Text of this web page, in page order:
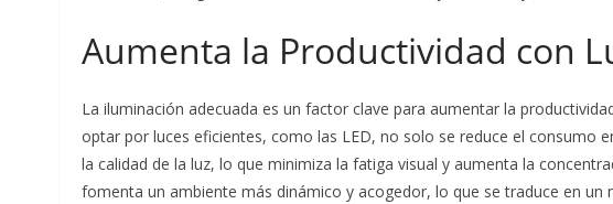
Aumenta la Productividad con
La iluminación adecuada es un factor clave para aumentar la
optar por luces eficientes, como las LED, no solo se reduce el consumo
la calidad de la luz, lo que minimiza la fatiga visual y aumenta la
fomenta un ambiente más dinámico y acogedor, lo que se traduce en un